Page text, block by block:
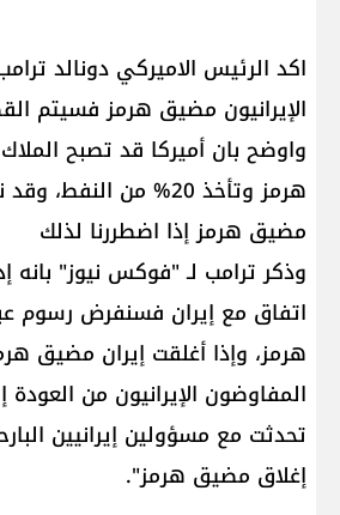
اكد الرئيس الاميركي ​دونالد
الإيرانيون ​مضيق هرمز​ فسيتم
واوضح بان أميركا قد تصبح
هرمز وتأخذ 20% من
مضيق هرمز إذا اضطررنا لذلك
وذكر ترامب لـ "فوكس نيوز" بانه
اتفاق مع إيران فسنفرض رسوم
هرمز، وإذا أغلقت إيران مضيق
المفاوضون الإيرانيون من
تحدثت مع مسؤولين إيرانيين
إغلاق مضيق هرمز".